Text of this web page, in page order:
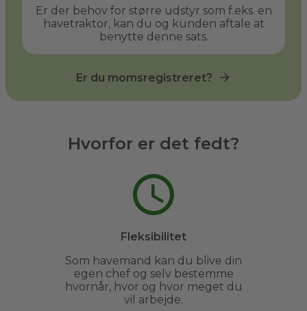
Er der behov for større udstyr som f.eks. en
havetraktor, kan du og kunden aftale at
benytte denne sats.
Er du momsregistreret?
Hvorfor er det fedt?
Fleksibilitet
Som havemand kan du blive din
egen chef og selv bestemme
hvornår, hvor og hvor meget du
vil arbejde.